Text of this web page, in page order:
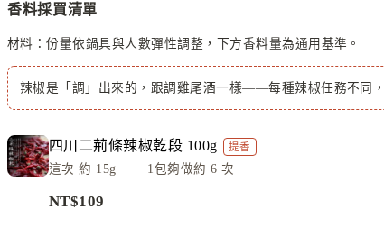
香料採買清單
材料：份量依鍋具與人數彈性調整，下方香料量為通用基準。
辣椒是「調」出來的，跟調雞尾酒一樣——每種辣椒任務不同
四川二荊條辣椒乾段 100g 提香
這次約 15g · 1包夠做約6 次
NT$109